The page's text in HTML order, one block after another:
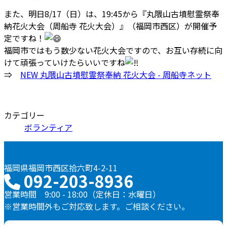
また、明日8/17（日）は、19:45から『丸隈山古墳慰霊祭奉
納花火大会（周船寺 花火大会）』（福岡市西区）が開催予
定ですね！
福岡市ではもう数少ない花火大会ですので、お互い存続に向
けて頑張っていけたらいいですね
⇒ NEW 丸隈山古墳慰霊祭奉納 花火大会 - 周船寺ネット
カテゴリー
ボランティア
福岡県福岡市西区拾六町4-2-11
092-203-8936
営業時間 9:00 - 18:00（定休日：水曜日）
※営業時間外もご対応致します。ご相談ください。